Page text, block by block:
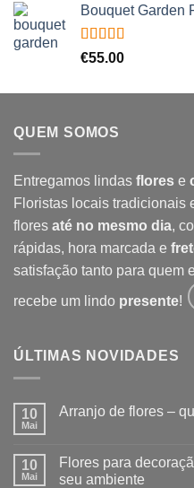
Bouquet Garden
Avaliação
€55.00
QUEM SOMOS
Entregamos lindas flores e
Floristas locais tradicionais
flores até no mesmo dia,
rápidas, hora marcada e
satisfação tanto para quem
recebe um lindo presente!
ÚLTIMAS NOVIDADES
10
Mai
Arranjo de flores –
10
Mai
Flores para
seu ambiente